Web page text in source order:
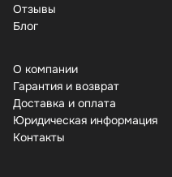
Отзывы
Бло
О компании
Гарантия и возврат
Доставка и оплата
Юридическая информация
Контакты